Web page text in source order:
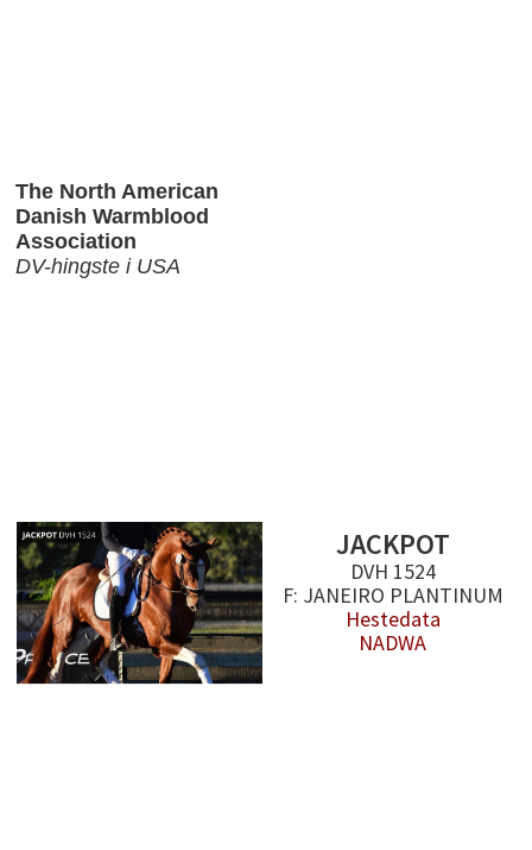
The North American
Danish Warmblood
Association
DV-hingste i USA
JACKPOT
DVH 1524
F: JANEIRO PLANTINUM
Hestedata
NADWA